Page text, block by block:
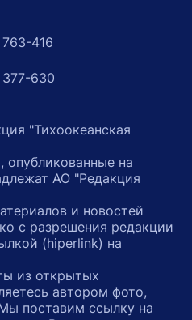
416
630
"Тихоокеанская
опубликованные на
АО "Редакция
и новостей
с разрешения редакции
(hiperlink) на
из открытых
автором фото,
поставим ссылку на